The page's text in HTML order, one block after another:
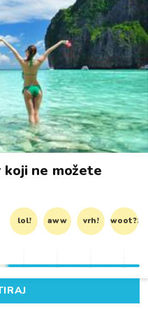
ne možete
lol! aww vrh! woot?!